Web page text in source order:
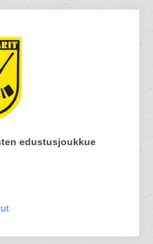
edustusjoukkue